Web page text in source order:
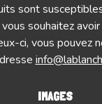
sont
souhaitez
ci, vous pouvez
IMAGES